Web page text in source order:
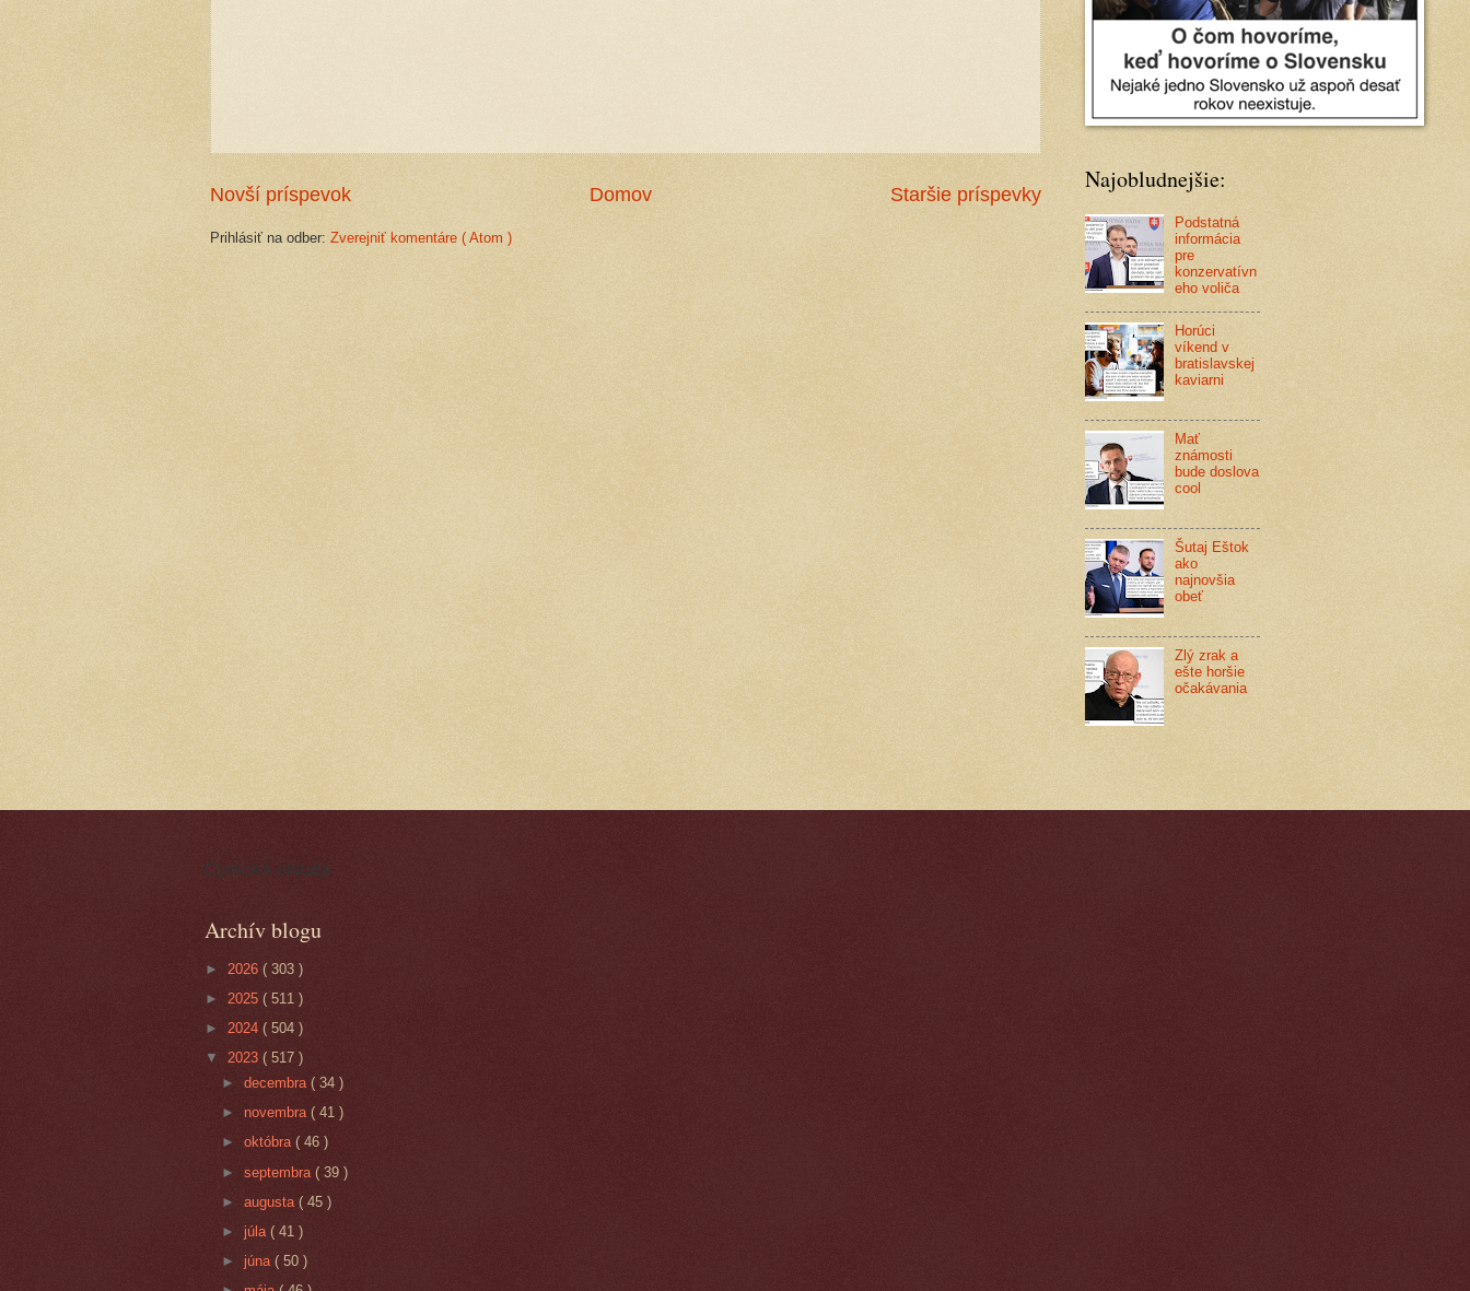
Novší príspevok Staršie príspevky
Domov
Prihlásiť na odber: Zverejniť komentáre ( Atom )
Najobludnejšie:
Podstatná
informácia
pre
konzervatívn
eho voliča
Horúci
víkend v
bratislavskej
kaviarni
Mať
známosti
bude doslova
cool
Šutaj Eštok
ako
najnovšia
obeť
Zlý zrak a
ešte horšie
očakávania
Cynická obluda
Archív blogu
► 2026 ( 303 )
► 2025 ( 511 )
► 2024 ( 504 )
▼ 2023 ( 517 )
►decembra( 34 )
►novembra( 41 )
►októbra( 46 )
►septembra( 39 )
►augusta( 45 )
► júla( 41 )
►júna( 50 )